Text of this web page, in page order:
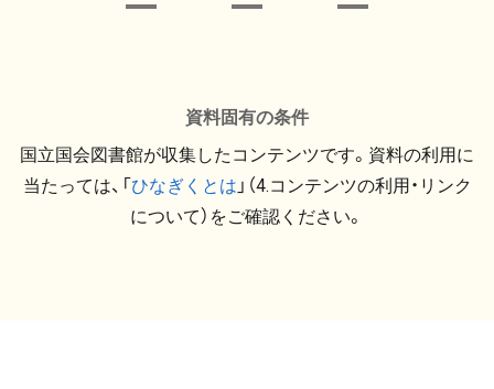
資料固有の条件
国立国会図書館が収集したコンテンツです。資料の利用に
当たっては、「ひなぎくとは 」（4.コンテンツの利用・リンク
について）をご確認ください。